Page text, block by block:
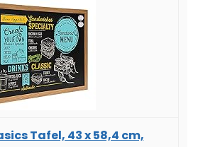
Tafel, 43 x 58,4 cm,